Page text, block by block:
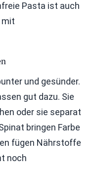
Pasta ist auch
mit
und gesünder.
gut dazu. Sie
oder sie separat
bringen Farbe
fügen Nährstoffe
noch